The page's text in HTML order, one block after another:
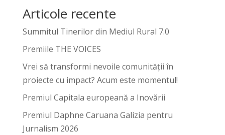
Articole recente
Summitul Tinerilor din Mediul Rural 7.0
Premiile THE VOICES
Vrei să transformi nevoile comunității în
proiecte cu impact? Acum este momentul!
Premiul Capitala europeană a Inovării
Premiul Daphne Caruana Galizia pentru
Jurnalism 2026